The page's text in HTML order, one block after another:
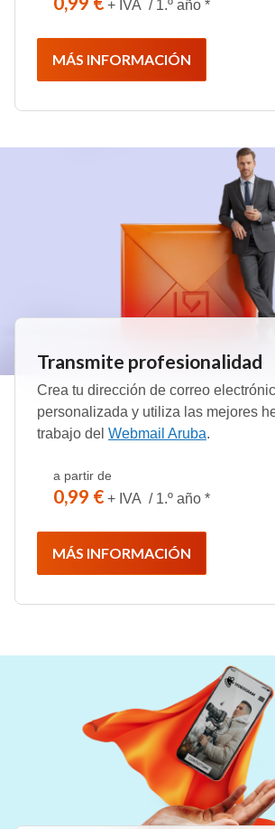
+ IVA / 1.º año *
MÁS INFORMACIÓN
Transmite profesionalidad
Crea tu dirección de correo
personalizada y utiliza las mejores
trabajo del Webmail Aruba.
a partir de
0,99 € + IVA / 1.º año *
MÁS INFORMACIÓN